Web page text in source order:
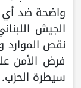
واضحة ضد أي
الجيش
نقص الموارد
فرض الأمن
سيطرة الحزب.